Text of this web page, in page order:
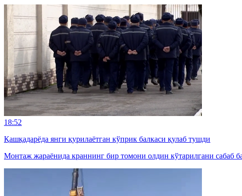
18:52
Қашқадарёда янги қурилаётган кўприк балкаси қулаб тушди
Монтаж жараёнида краннинг бир томони олдин кўтарилгани сабаб